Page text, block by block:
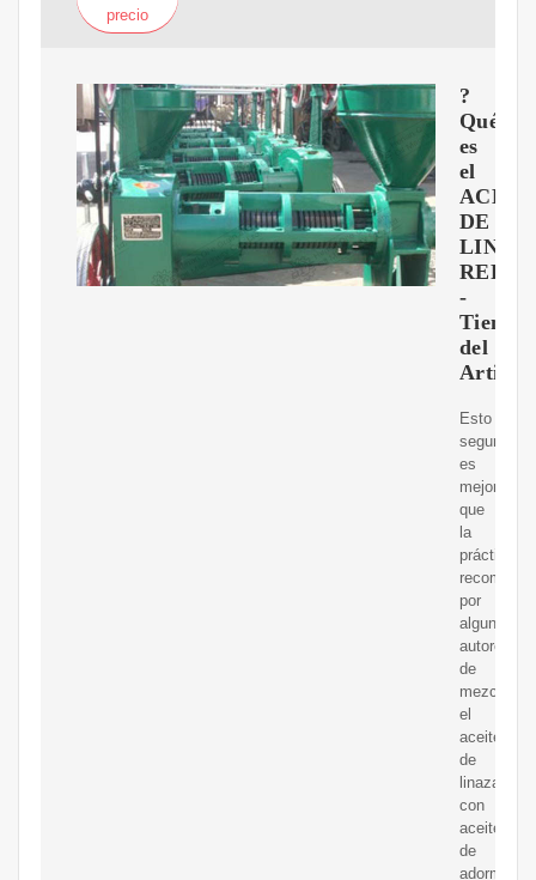
precio
?
Qué
es
el
DE
-
Tienda
del
Artista
Esto
es
mejor
que
la
práctica
por
algunos
autores
de
mezclar
el
aceite
de
linaza
con
aceite
de